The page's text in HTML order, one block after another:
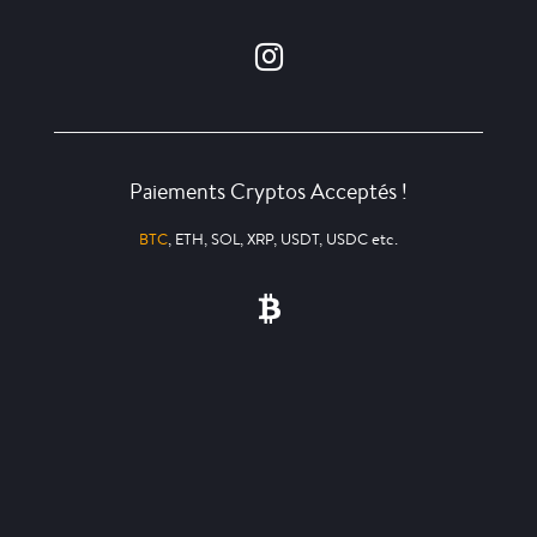
Paiements Cryptos Acceptés !
BTC, ETH, SOL, XRP, USDT, USDC etc.